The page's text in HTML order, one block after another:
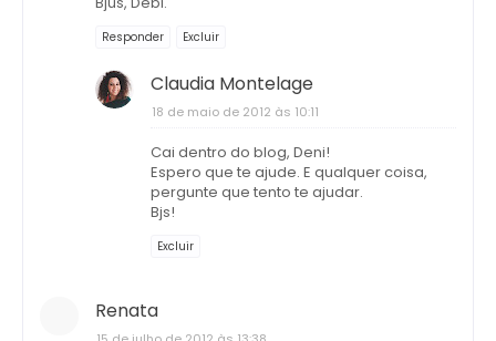
Responder Excluir
Claudia Montelage
18 de maio de 2012 às 10:11
Cai dentro do blog, Deni!
Espero que te ajude. E qualquer coisa,
pergunte que tento te ajudar.
Bjs!
Excluir
Renata